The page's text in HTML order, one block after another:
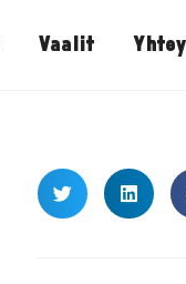
Vaalit